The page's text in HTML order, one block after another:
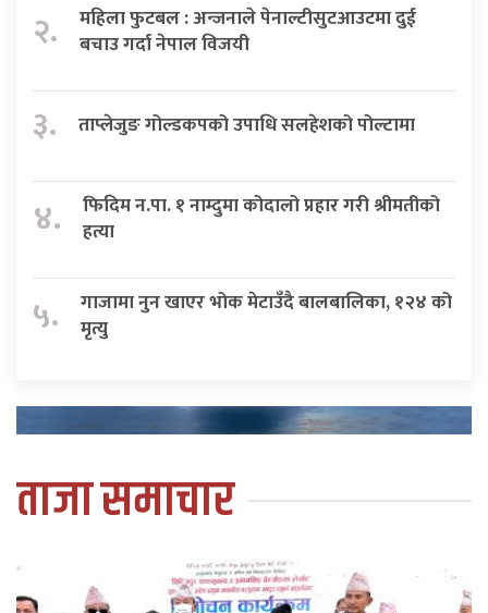
२.
महिला फुटबल : अन्जनाले पेनाल्टीसुटआउटमा दुई
बचाउ गर्दा नेपाल विजयी
३. ताप्लेजुङ गोल्डकपको उपाधि सलहेशको पोल्टामा
४.
फिदिम न.पा. १ नाम्दुमा कोदालो प्रहार गरी श्रीमतीको
हत्या
५.
गाजामा नुन खाएर भोक मेटाउँदै बालबालिका, १२४ को
मृत्यु
ताजा समाचार